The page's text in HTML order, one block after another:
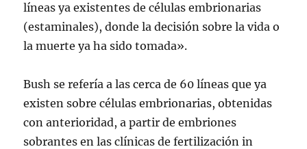
líneas ya existentes de células embrionarias
(estaminales), donde la decisión sobre la vida o
la muerte ya ha sido tomada».
Bush se refería a las cerca de 60 líneas que ya
existen sobre células embrionarias, obtenidas
con anterioridad, a partir de embriones
sobrantes en las clínicas de fertilización in